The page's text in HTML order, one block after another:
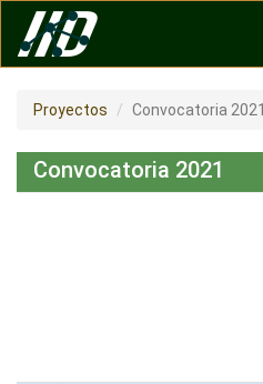
Pasar
contenido
Proyectos Convocatoria 2021
Convocatoria 2021